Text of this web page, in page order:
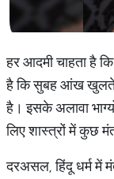
हर आदमी चाहता है
है कि सुबह आंख खुलते
है। इसके अलावा
लिए शास्त्रों में कुछ
दरअसल, हिंदू धर्म में